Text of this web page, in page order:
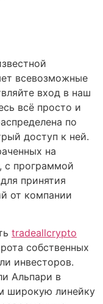
всевозможные
вход в наш
всё просто и
по
доступ к ней.
на
с программой
принятия
от компании
tradeallcrypto
собственных
инвесторов.
Альпари в
широкую линейку